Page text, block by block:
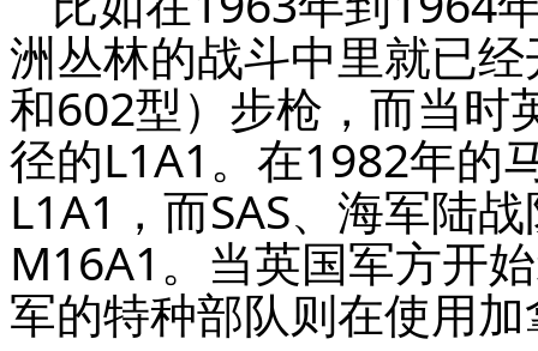
洲丛林的战斗中里就已
和602型）步枪，而当
径的L1A1。在1982年的
L1A1，而SAS、海军陆
M16A1。当英国军方开
军的特种部队则在使用